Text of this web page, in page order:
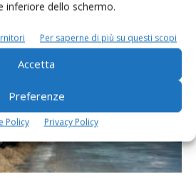
inferiore dello schermo.
Per saperne di più su questi scopi
Accetta
Preferenze
Policy Privacy Policy